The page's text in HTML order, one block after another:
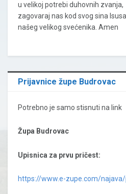
u velikoj potrebi duhovnih zvanja,
zagovaraj nas kod svog sina
našeg velikog svećenika. Amen
Prijavnice župe Budrovac
Potrebno je samo stisnuti na link
Župa Budrovac
Upisnica za prvu pričest:
https://www.e-zupe.com/